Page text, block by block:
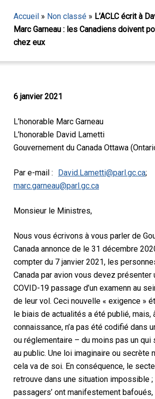
Accueil» Non classé» L’ACLC écrit à
Marc Garneau : les Canadiens doivent
chez eux
6 janvier 2021
L’honorable Marc Garneau
L’honorable David Lametti
Gouvernement du Canada Ottawa
Par e-mail : David.Lametti@parl.gc.ca;
marc.garneau@parl.gc.ca
Monsieur le Ministres,
Nous vous écrivons à vous parler de
Canada annonce dele 31 décembre
compter du 7 janvier 2021, les
Canada par avion vous devez présenter
COVID-19 passage d’un examenn au
de leur vol. Ceci nouvelle « exigence »
le biais de actualités a été publié, mais,
connaissance, n’a pas été codifié dans
ou réglementaire– du moins pas un qui
au public. Une loi imaginaire ou secrète
cela va de soi. En conséquence, le
retrouve dans une situation impossible ;
passagers’ont manifestement bafoués,